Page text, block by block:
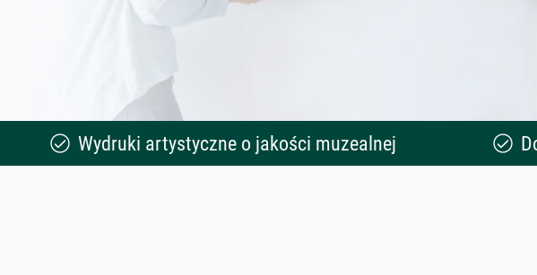
Wydruki artystyczne o jakości muzealnej